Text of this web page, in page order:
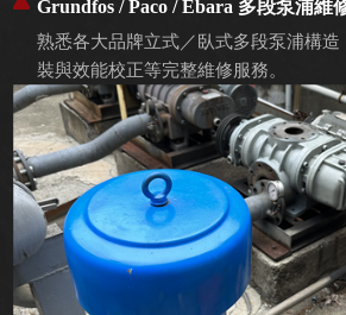
Grundfos / Paco / Ebara 多段泵浦維
熟悉各大品牌立式／臥式多段泵浦構
裝與效能校正等完整維修服務。